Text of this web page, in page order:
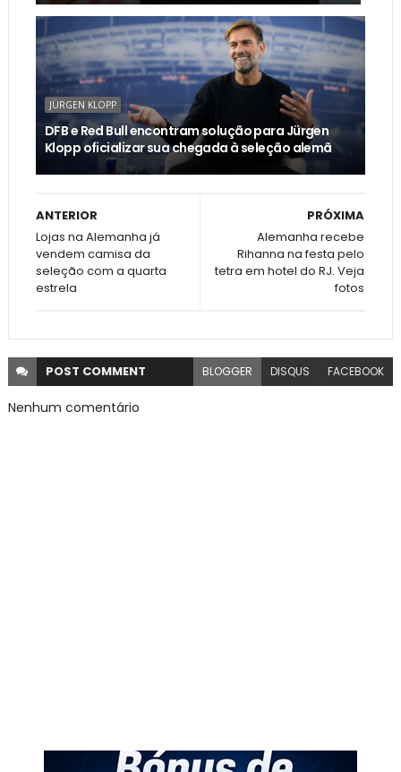
JÜRGEN KLOPP
DFB e Red Bull encontram solução para Jürgen
Klopp oficializar sua chegada à seleção alemã
PRÓXIMA
Alemanha recebe
Rihanna na festa pelo
tetra em hotel do RJ. Veja
fotos
ANTERIOR
Lojas na Alemanha já
vendem camisa da
seleção com a quarta
estrela
POST COMMENT BLOGGER DISQUS FACEBOOK
Nenhum comentário